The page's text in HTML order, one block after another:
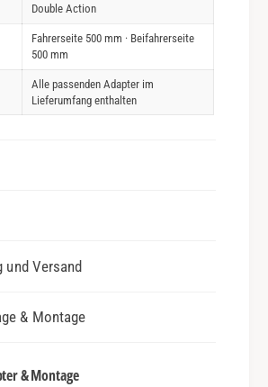
Double Action
Fahrerseite 500 mm · Beifahrerseite
500 mm
Alle passenden Adapter im
Lieferumfang enthalten
und Versand
& Montage
& Montage